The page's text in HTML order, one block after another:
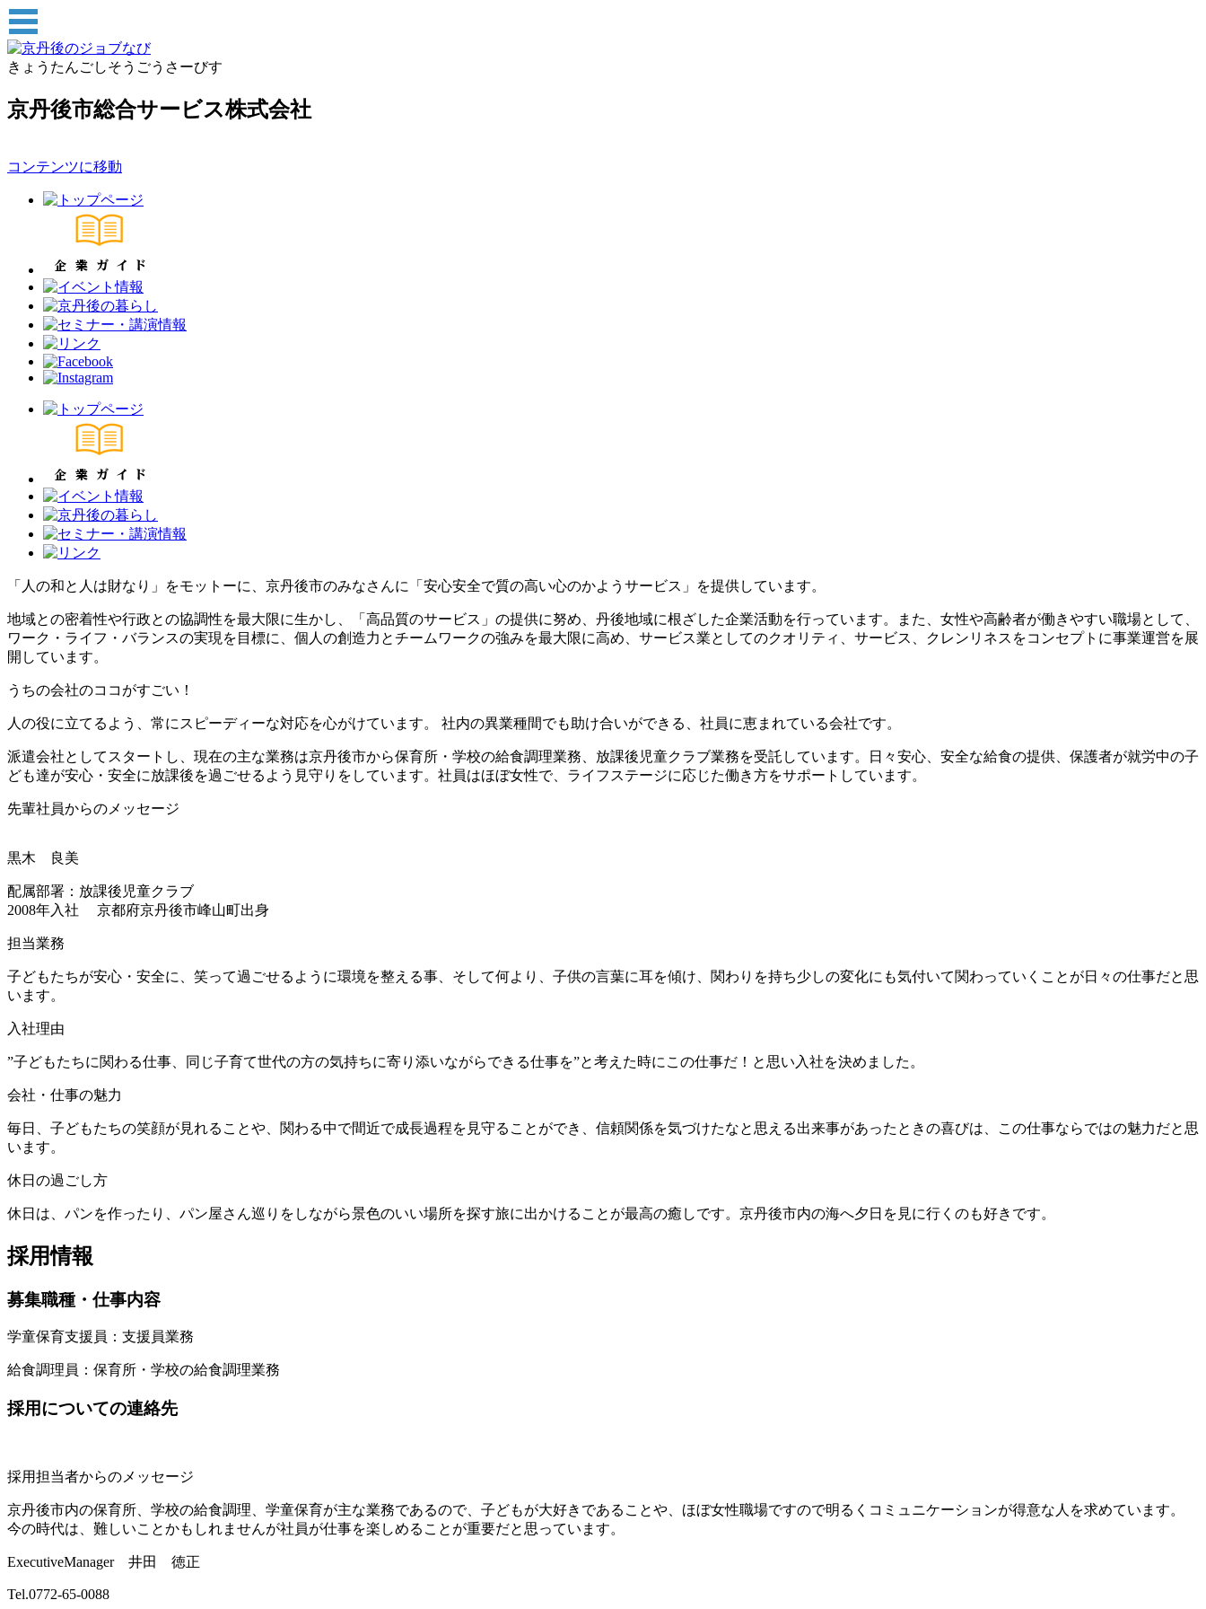
きょうたんごしそうごうさーびす
京丹後市総合サービス株式会社
コンテンツに移動
「人の和と人は財なり」をモットーに、京丹後市のみなさんに「安心安全で質の高い心のかようサービス」を提供しています。
地域との密着性や行政との協調性を最大限に生かし、「高品質のサービス」の提供に努め、丹後地域に根ざした企業活動を行っています。また、女性や高齢者が働きやすい職場として、
ワーク・ライフ・バランスの実現を目標に、個人の創造力とチームワークの強みを最大限に高め、サービス業としてのクオリティ、サービス、クレンリネスをコンセプトに事業運営を展
開しています。
うちの会社のココがすごい！
人の役に立てるよう、常にスピーディーな対応を心がけています。 社内の異業種間でも助け合いができる、社員に恵まれている会社です。
派遣会社としてスタートし、現在の主な業務は京丹後市から保育所・学校の給食調理業務、放課後児童クラブ業務を受託しています。日々安心、安全な給食の提供、保護者が就労中の子
ども達が安心・安全に放課後を過ごせるよう見守りをしています。社員はほぼ女性で、ライフステージに応じた働き方をサポートしています。
先輩社員からのメッセージ
黒木 良美
配属部署：放課後児童クラブ
2008年入社 京都府京丹後市峰山町出身
担当業務
子どもたちが安心・安全に、笑って過ごせるように環境を整える事、そして何より、子供の言葉に耳を傾け、関わりを持ち少しの変化にも気付いて関わっていくことが日々の仕事だと思
います。
入社理由
”子どもたちに関わる仕事、同じ子育て世代の方の気持ちに寄り添いながらできる仕事を”と考えた時にこの仕事だ！と思い入社を決めました。
会社・仕事の魅力
毎日、子どもたちの笑顔が見れることや、関わる中で間近で成長過程を見守ることができ、信頼関係を気づけたなと思える出来事があったときの喜びは、この仕事ならではの魅力だと思
います。
休日の過ごし方
休日は、パンを作ったり、パン屋さん巡りをしながら景色のいい場所を探す旅に出かけることが最高の癒しです。京丹後市内の海へ夕日を見に行くのも好きです。
採用情報
募集職種・仕事内容
学童保育支援員 ：支援員業務
給食調理員 ：保育所・学校の給食調理業務
採用についての連絡先
採用担当者からのメッセージ
京丹後市内の保育所、学校の給食調理、学童保育が主な業務であるので、子どもが大好きであることや、ほぼ女性職場ですので明るくコミュニケーションが得意な人を求めています。
今の時代は、難しいことかもしれませんが社員が仕事を楽しめることが重要だと思っています。
ExecutiveManager 井田 徳正
Tel.0772-65-0088